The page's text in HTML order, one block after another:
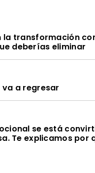
la transformación
deberías eliminar
va a regresar
se está
Te explicamos por